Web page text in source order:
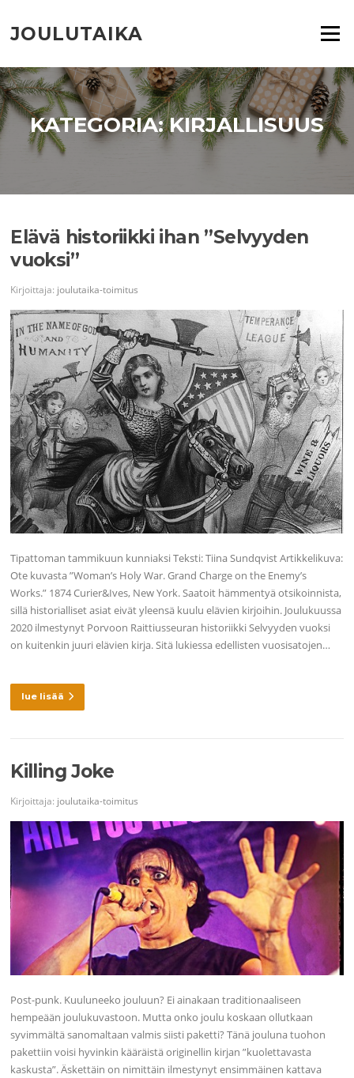
suoraan
sisältöön
JOULUTAIKA Valikko
KATEGORIA:KIRJALLISUUS
Elävä historiikki ihan ”Selvyyden
vuoksi”
Kirjoittaja: joulutaika-toimitus
Tipattoman tammikuun kunniaksi Teksti: Tiina Sundqvist Artikkelikuva:
Ote kuvasta ”Woman’s Holy War. Grand Charge on the Enemy’s
Works.” 1874 Curier&Ives, New York. Saatoit hämmentyä otsikoinnista,
sillä historialliset asiat eivät yleensä kuulu elävien kirjoihin. Joulukuussa
2020 ilmestynyt Porvoon Raittiusseuran historiikki Selvyyden vuoksi
on kuitenkin juuri elävien kirja. Sitä lukiessa edellisten vuosisatojen…
lue lisää
Killing Joke
Kirjoittaja: joulutaika-toimitus
Post-punk. Kuuluneeko jouluun? Ei ainakaan traditionaaliseen
hempeään joulukuvastoon. Mutta onko joulu koskaan ollutkaan
syvimmältä sanomaltaan valmis siisti paketti? Tänä jouluna tuohon
pakettiin voisi hyvinkin kääräistä originellin kirjan ”kuolettavasta
kaskusta”. Äskettäin on nimittäin ilmestynyt ensimmäinen kattava